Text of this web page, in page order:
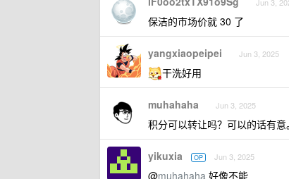
保洁的市场价就 30 了
yangxiaopeipei Jun 3, 2025
干洗好用
muhahaha Jun 3, 2025
积分可以转让吗？可以的话有意。
yikuxia OP Jun 3, 2025
@muhahaha 好像不能